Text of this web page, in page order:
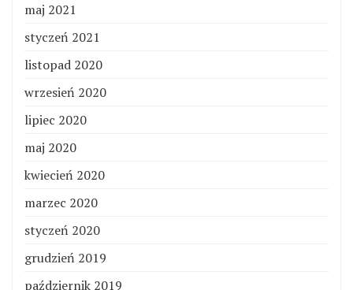
maj 2021
styczeń 2021
listopad 2020
wrzesień 2020
lipiec 2020
maj 2020
kwiecień 2020
marzec 2020
styczeń 2020
grudzień 2019
październik 2019